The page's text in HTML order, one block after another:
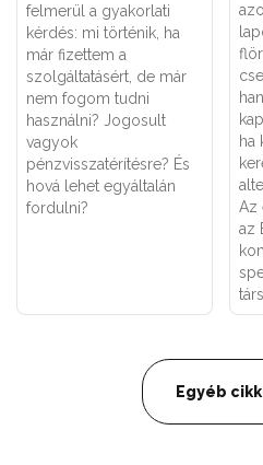
felmerül a gyakorlati
kérdés: mi történik, ha
már fizettem a
szolgáltatásért, de már
nem fogom tudni
használni? Jogosult
vagyok
pénzvisszatérítésre? És
hová lehet egyáltalán
fordulni?
ha
Az
az
Egyéb